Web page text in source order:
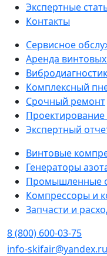
Экспертные
Контакты
Сервисное
Аренда
Комплексный
Срочный ремонт
Экспертный
Винтовые
Генераторы
Промышленные
Компрессоры и
Запчасти и
8 (800) 600-03-75
info-skifair@yandex.ru